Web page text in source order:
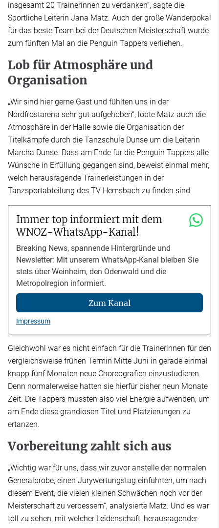
insgesamt 20 Trainerinnen zu verdanken“, sagte die
Sportliche Leiterin Jana Matz. Auch der große Wanderpokal
für das beste Team bei der Deutschen Meisterschaft wurde
zum fünften Mal an die Penguin Tappers verliehen.
Lob für Atmosphäre und
Organisation
„Wir sind hier gerne Gast und fühlten uns in der
Nordfrostarena sehr gut aufgehoben“, lobte Matz auch die
Atmosphäre in der Halle sowie die Organisation der
Titelkämpfe durch die Tanzschule Dunse um die Leiterin
Marcha Dunse. Dass am Ende für die Penguin Tappers alle
Wünsche in Erfüllung gegangen sind, beweist einmal mehr,
welch herausragende Trainerleistungen in der
Tanzsportabteilung des TV Hemsbach zu finden sind.
Immer top informiert mit dem
WNOZ-WhatsApp-Kanal!
Breaking News, spannende Hintergründe und
Newsletter: Mit unserem WhatsApp-Kanal bleiben Sie
stets über Weinheim, den Odenwald und die
Metropolregion informiert.
Zum Kanal
Impressum
Gleichwohl war es nicht einfach für die Trainerinnen für den
vergleichsweise frühen Termin Mitte Juni in gerade einmal
knapp fünf Monaten neue Choreografien einzustudieren.
Denn normalerweise hatten sie hierfür bisher neun Monate
Zeit. Die Tappers mussten also viel Energie aufwenden, um
am Ende diese grandiosen Titel und Platzierungen zu
ertanzen.
Vorbereitung zahlt sich aus
„Wichtig war für uns, dass wir zuvor anstelle der normalen
Generalprobe, einen Jurywertungstag einführten, um nach
diesem Event, die vielen kleinen Schwächen noch vor der
Meisterschaft zu verbessern“, analysierte Matz. Und es war
toll zu sehen, mit welcher Leidenschaft, herausragender